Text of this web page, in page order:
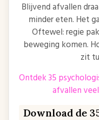
Blijvend afvallen
minder eten. Het
Oftewel: regie
beweging komen.
zit
Ontdek 35
afvallen
Download de